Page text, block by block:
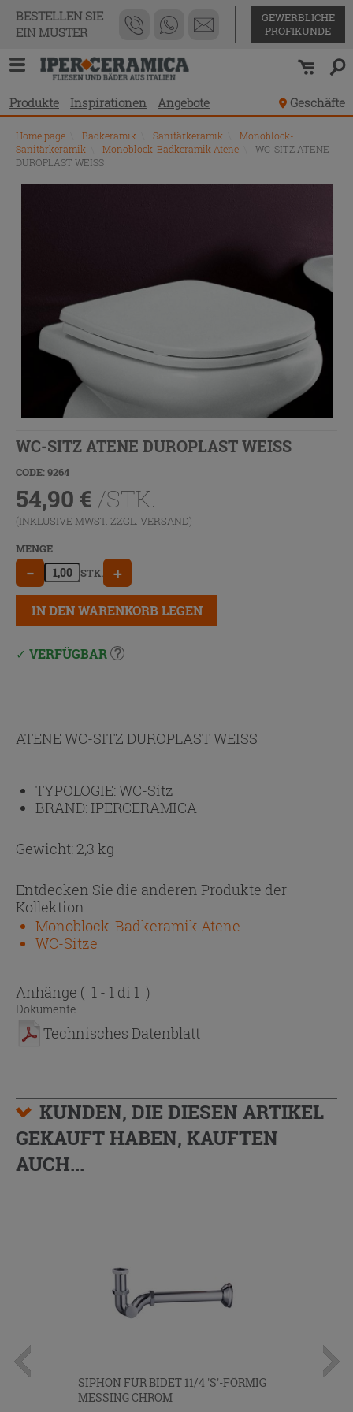
BESTELLEN SIE
EIN MUSTER
GEWERBLICHE
PROFIKUNDE
Produkte Inspirationen Angebote Geschäfte
Home page Badkeramik Sanitärkeramik
Monoblock-
Sanitärkeramik
Monoblock-Badkeramik Atene
WC-SITZ ATENE
DUROPLAST WEISS
WC-SITZ ATENE DUROPLAST WEISS
CODE: 9264
54,90 € /STK.
(INKLUSIVE MWST. ZZGL. VERSAND)
MENGE
− STK. +
IN DEN WARENKORB LEGEN
VERFÜGBAR
ATENE WC-SITZ DUROPLAST WEISS
TYPOLOGIE:WC-Sitz
BRAND: IPERCERAMICA
Gewicht: 2,3 kg
Entdecken Sie die anderen Produkte der
Kollektion
Monoblock-Badkeramik Atene
WC-Sitze
Anhänge ( 1 - 1 di 1 )
Dokumente
Technisches Datenblatt
KUNDEN, DIE DIESEN ARTIKEL
GEKAUFT HABEN, KAUFTEN
AUCH...
SIPHON FÜR BIDET 11/4 'S'-FÖRMIG
MESSING CHROM